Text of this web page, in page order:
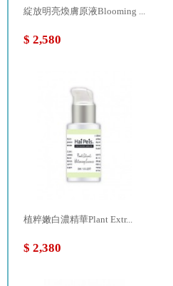
綻放明亮煥膚原液Blooming ...
$ 2,580
植粹嫩白濃精華Plant Extr...
$ 2,380